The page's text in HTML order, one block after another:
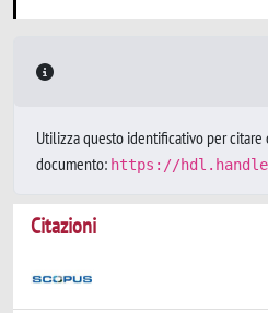
Utilizza questo identificativo per
documento: https://
Citazioni